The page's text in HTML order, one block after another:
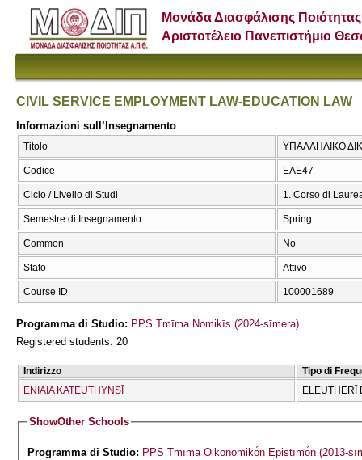
Μονάδα Διασφάλισης Ποιότητας
Αριστοτέλειο Πανεπιστήμιο
CIVIL SERVICE EMPLOYMENT LAW-EDUCATION LAW
Informazioni sull’Insegnamento
Titolo ΥΠΑΛΛΗΛΙΚΟ
Codice ΕΛΕ47
Ciclo / Livello di Studi 1. Corso di
Semestre di Insegnamento Spring
Common No
Stato Attivo
Course ID 100001689
Programma di Studio: PPS Tmīma Nomikīs (2024-sīmera)
Registered students: 20
Indirizzo
Tipo di
ENIAIA KATEUTHYNSĪ
ELEUTHERĪ
ShowOther Schools
Programma di Studio: PPS Tmīma Oikonomikṓn Epistīmṓn (2013-